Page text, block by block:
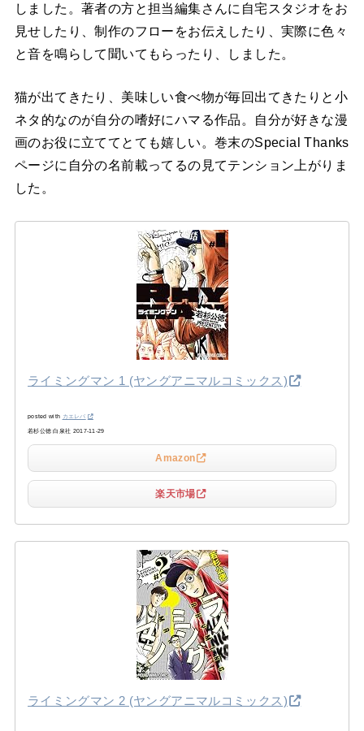
しました。著者の方と担当編集さんに自宅スタジオをお
見せしたり、制作のフローをお伝えしたり、実際に色々
と音を鳴らして聞いてもらったり、しました。
猫が出てきたり、美味しい食べ物が毎回出てきたりと小
ネタ的なのが自分の嗜好にハマる作品。自分が好きな漫
画のお役に立ててとても嬉しい。巻末のSpecial Thanks
ページに自分の名前載ってるの見てテンション上がりま
した。
ライミングマン 1 (ヤングアニマルコミックス)
posted with カエレバ
若杉公徳 白泉社 2017-11-29
Amazon
楽天市場
ライミングマン 2 (ヤングアニマルコミックス)